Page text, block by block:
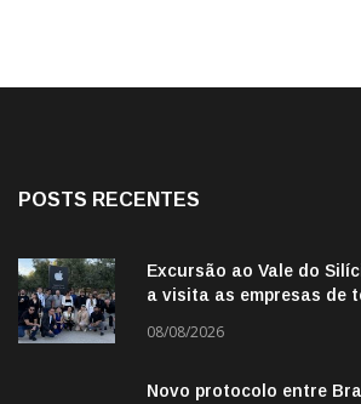
POSTS RECENTES
Excursão ao Vale do
a visita as empresas de
08/08/2026
Novo protocolo entre